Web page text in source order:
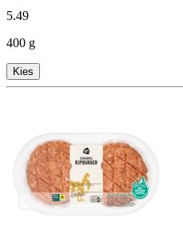
5.49
400 g
Kies